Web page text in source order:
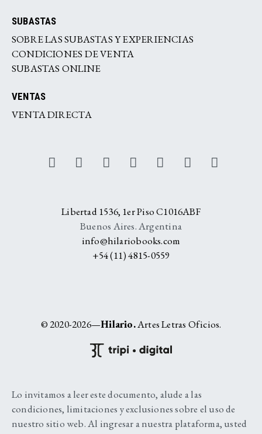
SUBASTAS
SOBRE LAS SUBASTAS Y EXPERIENCIAS
CONDICIONES DE VENTA
SUBASTAS ONLINE
VENTAS
VENTA DIRECTA
Libertad 1536, 1er Piso C1016ABF
Buenos Aires. Argentina
info@hilariobooks.com
+54 (11) 4815-0559
© 2020-2026—Hilario.Artes Letras Oficios.
Lo invitamos a leer este documento, alude a las
condiciones, limitaciones y exclusiones sobre el uso de
nuestro sitio web. Al ingresar a nuestra plataforma, usted